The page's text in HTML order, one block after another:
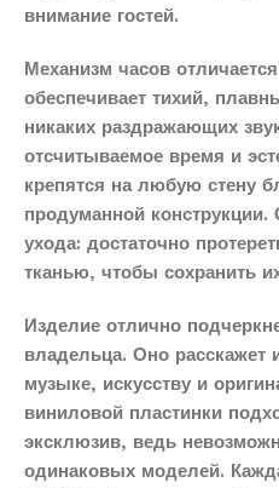
внимание гостей.
Механизм часов
обеспечивает тихий,
никаких раздражающих
отсчитываемое время и
крепятся на любую стену
продуманной
ухода: достаточно
тканью, чтобы сохранить
Изделие отлично
владельца. Оно расскажет
музыке, искусству и
виниловой пластинки
эксклюзив, ведь
одинаковых моделей.